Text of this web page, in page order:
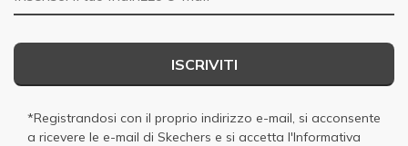
ISCRIVITI
*Registrandosi con il proprio indirizzo e-mail, si acconsente
a ricevere le e-mail di Skechers e si accetta l'Informativa